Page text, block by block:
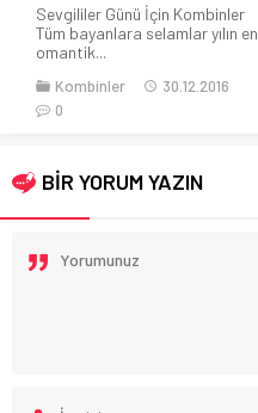
Sevgililer Günü İçin Kombinler
Tüm bayanlara selamlar yılın en
omantik...
Kombinler
30.12.2016
0
BİR YORUM YAZIN